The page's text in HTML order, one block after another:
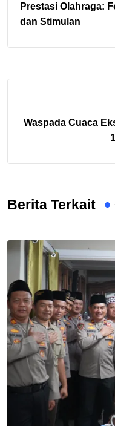
Prestasi Olahraga:
dan Stimulan
Waspada Cuaca
Berita Terkait